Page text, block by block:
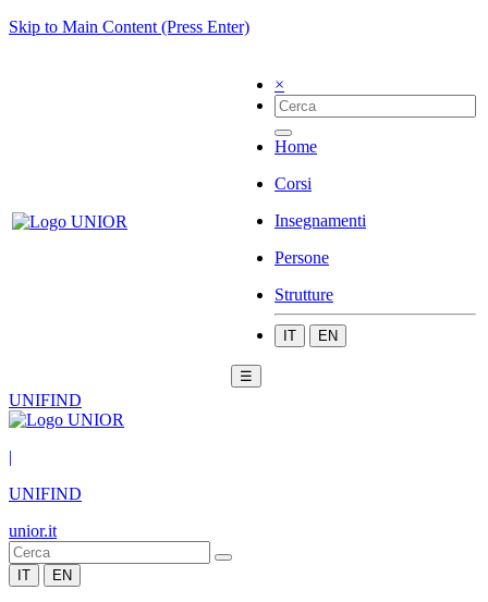
Skip to Main Content (Press Enter)
×
Home
Corsi
Insegnamenti
Persone
Strutture
IT EN
☰
UNIFIND
|
UNIFIND
unior.it
IT EN